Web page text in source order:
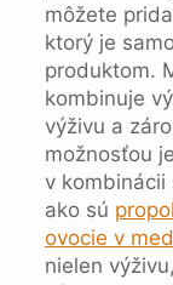
môžete
ktorý je
produktom.
kombinuje
výživu a
možnosťou
v
ako sú
ovocie v
nielen